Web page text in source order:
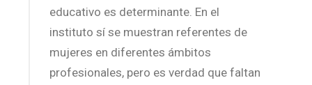
educativo es determinante. En el
instituto sí se muestran referentes de
mujeres en diferentes ámbitos
profesionales, pero es verdad que faltan